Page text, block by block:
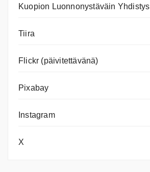
Kuopion Luonnonystäväin Yhdistys
Tiira
Flickr (päivitettävänä)
Pixabay
Instagram
X